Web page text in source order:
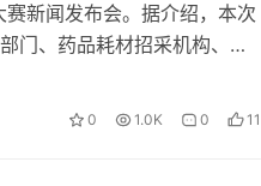
新闻发布会。据介绍，本次
门、药品耗材招采机构、医
0 1.0K 0 11